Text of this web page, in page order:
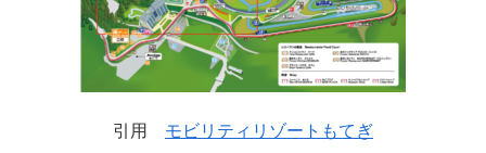
引用 モビリティリゾートもてぎ